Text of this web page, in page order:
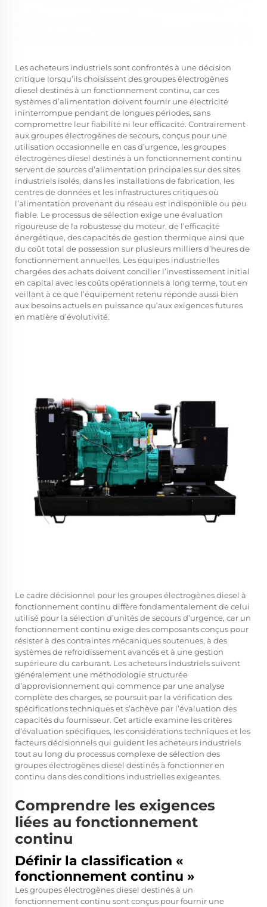
Les acheteurs industriels sont confrontés à une décision
critique lorsqu’ils choisissent des groupes électrogènes
diesel destinés à un fonctionnement continu, car ces
systèmes d’alimentation doivent fournir une électricité
ininterrompue pendant de longues périodes, sans
compromettre leur fiabilité ni leur efficacité. Contrairement
aux groupes électrogènes de secours, conçus pour une
utilisation occasionnelle en cas d’urgence, les groupes
électrogènes diesel destinés à un fonctionnement continu
servent de sources d’alimentation principales sur des sites
industriels isolés, dans les installations de fabrication, les
centres de données et les infrastructures critiques où
l’alimentation provenant du réseau est indisponible ou peu
fiable. Le processus de sélection exige une évaluation
rigoureuse de la robustesse du moteur, de l’efficacité
énergétique, des capacités de gestion thermique ainsi que
du coût total de possession sur plusieurs milliers d’heures de
fonctionnement annuelles. Les équipes industrielles
chargées des achats doivent concilier l’investissement initial
en capital avec les coûts opérationnels à long terme, tout en
veillant à ce que l’équipement retenu réponde aussi bien
aux besoins actuels en puissance qu’aux exigences futures
en matière d’évolutivité.
Le cadre décisionnel pour les groupes électrogènes diesel à
fonctionnement continu diffère fondamentalement de celui
utilisé pour la sélection d’unités de secours d’urgence, car un
fonctionnement continu exige des composants conçus pour
résister à des contraintes mécaniques soutenues, à des
systèmes de refroidissement avancés et à une gestion
supérieure du carburant. Les acheteurs industriels suivent
généralement une méthodologie structurée
d’approvisionnement qui commence par une analyse
complète des charges, se poursuit par la vérification des
spécifications techniques et s’achève par l’évaluation des
capacités du fournisseur. Cet article examine les critères
d’évaluation spécifiques, les considérations techniques et les
facteurs décisionnels qui guident les acheteurs industriels
tout au long du processus complexe de sélection des
groupes électrogènes diesel destinés à fonctionner en
continu dans des conditions industrielles exigeantes.
Comprendre les exigences
liées au fonctionnement
continu
Définir la classification «
fonctionnement continu »
Les groupes électrogènes diesel destinés à un
fonctionnement continu sont conçus pour fournir une